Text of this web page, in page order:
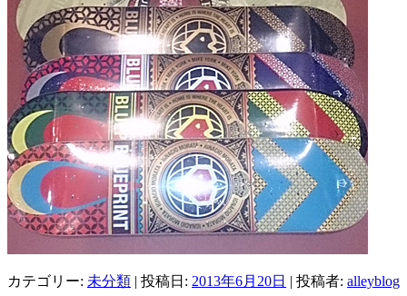
カテゴリー: 未分類 | 投稿日: 2013年6月20日 | 投稿者: alleyblog